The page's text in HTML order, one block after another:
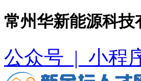
常州华新能源科
公众号 | 小程